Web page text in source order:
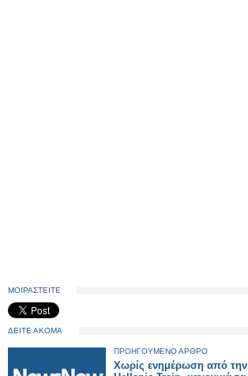
ΜΟΙΡΑΣΤΕΙΤΕ
ΔΕΙΤΕ ΑΚΟΜΑ
ΠΡΟΗΓΟΥΜΕΝΟ ΑΡΘΡΟ
Χωρίς ενημέρωση από την